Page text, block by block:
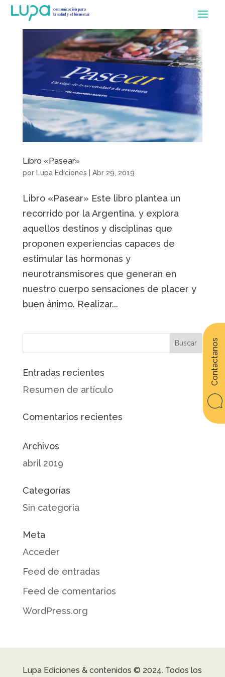
Contactanos
Libro «Pasear»
por Lupa Ediciones Abr 29, 2019
Libro «Pasear» Este libro plantea un
recorrido por la Argentina, y explora
aquellos destinos y disciplinas que
proponen experiencias capaces de
estimular las hormonas y
neurotransmisores que generan en
nuestro cuerpo sensaciones de placer y
buen ánimo. Realizar...
Entradas recientes
Resumen de artículo
Comentarios recientes
Archivos
abril 2019
Categorías
Sin categoría
Meta
Acceder
Feed de entradas
Feed de comentarios
WordPress.org
Lupa Ediciones & contenidos © 2024. Todos los